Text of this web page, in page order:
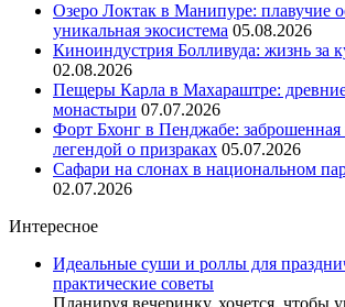
Озеро Локтак в Манипуре: плавучие
уникальная экосистема 05.08.2026
Киноиндустрия Болливуда: жизнь за
02.08.2026
Пещеры Карла в Махараштре: древние
монастыри 07.07.2026
Форт Бхонг в Пенджабе: заброшенная
легендой о призраках 05.07.2026
Сафари на слонах в национальном
02.07.2026
Интересное
Идеальные суши и роллы для
практические советы